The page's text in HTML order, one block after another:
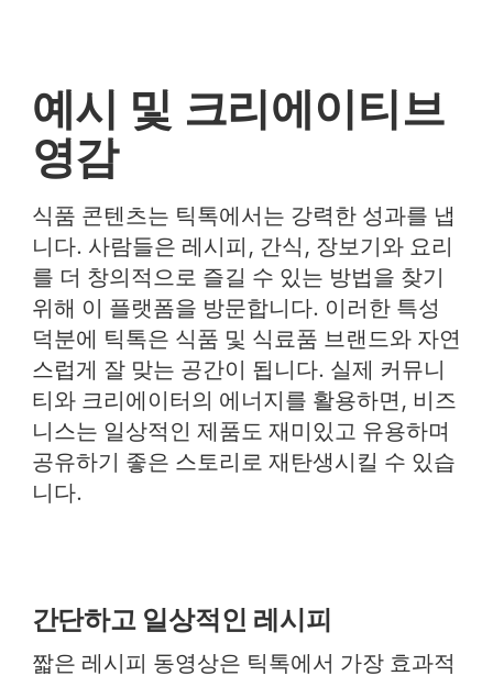
예시 및 크리에이티브
영감
식품 콘텐츠는 틱톡에서는 강력한 성과를 냅
니다. 사람들은 레시피, 간식, 장보기와 요리
를 더 창의적으로 즐길 수 있는 방법을 찾기
위해 이 플랫폼을 방문합니다. 이러한 특성
덕분에 틱톡은 식품 및 식료품 브랜드와 자연
스럽게 잘 맞는 공간이 됩니다. 실제 커뮤니
티와 크리에이터의 에너지를 활용하면, 비즈
니스는 일상적인 제품도 재미있고 유용하며
공유하기 좋은 스토리로 재탄생시킬 수 있습
니다.
간단하고 일상적인 레시피
짧은 레시피 동영상은 틱톡에서 가장 효과적